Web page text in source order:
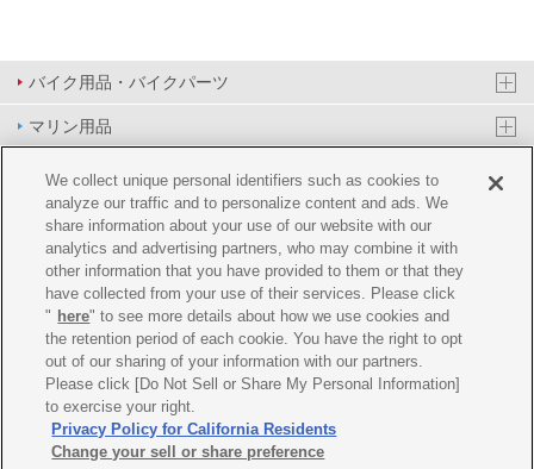
バイク用品・バイクパーツ
マリン用品
PAS/YPJ用品
その他用品
イベント&エンターテイメント
オンラインショップ
企業情報
ご利用規約 推薦環境 プライバシーポリシー Cookie ポリシー
We collect unique personal identifiers such as cookies to
analyze our traffic and to personalize content and ads. We
share information about your use of our website with our
analytics and advertising partners, who may combine it with
other information that you have provided to them or that they
have collected from your use of their services. Please click
" here" to see more details about how we use cookies and
the retention period of each cookie. You have the right to opt
out of our sharing of your information with our partners.
Please click [Do Not Sell or Share My Personal Information]
to exercise your right.
Privacy Policy for California Residents
Change your sell or share preference